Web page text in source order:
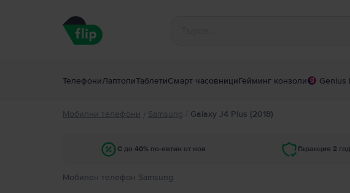
ТелефониЛаптопиТаблетиСмарт часовнициГейминг конзоли Genius
Мобилни телефони / Samsung / Galaxy J4 Plus (2018)
С до 40% по-евтин от нов Гаранция 2
Мобилен телефон Samsung